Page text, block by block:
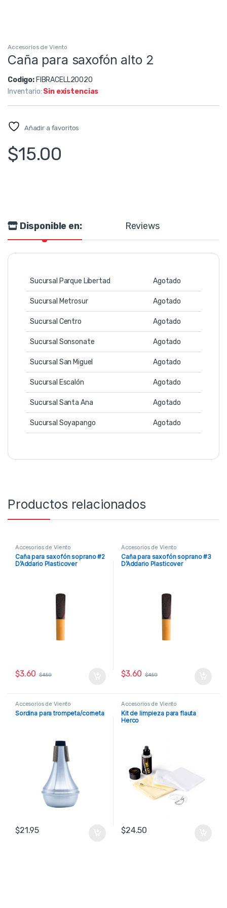
Accesorios de Viento
Caña para saxofón alto 2
Codigo: FIBRACELL20020
Inventario: Sin existencias
Añadir a favoritos
$15.00
Disponible en: Reviews
Sucursal Parque Libertad Agotado
Sucursal Metrosur Agotado
Sucursal Centro Agotado
Sucursal Sonsonate Agotado
Sucursal San Miguel Agotado
Sucursal Escalón Agotado
Sucursal Santa Ana Agotado
Sucursal Soyapango Agotado
Productos relacionados
Accesorios de Viento
Caña para saxofón soprano #2
D’Addario Plasticover
$3.60 $4.50
Accesorios de Viento
Caña para saxofón soprano #3
D’Addario Plasticover
$3.60 $4.50
Accesorios de Viento
Sordina para trompeta/corneta
$21.95
Accesorios de Viento
Kit de limpieza para flauta
Herco
$24.50